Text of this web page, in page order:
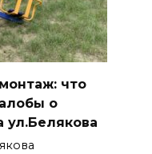
что
о
ул.Белякова